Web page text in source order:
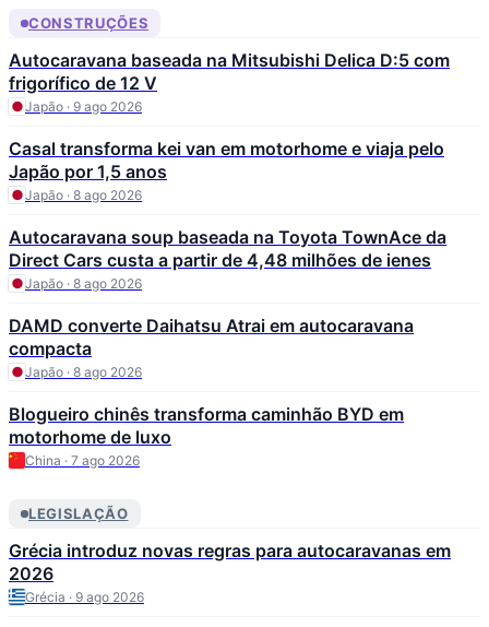
CONSTRUÇÕES
Autocaravana baseada na Mitsubishi Delica D:5 com
frigorífico de 12 V
Japão · 9 ago 2026
Casal transforma kei van em motorhome e viaja pelo
Japão por 1,5 anos
Japão · 8 ago 2026
Autocaravana soup baseada na Toyota TownAce da
Direct Cars custa a partir de 4,48 milhões de ienes
Japão · 8 ago 2026
DAMD converte Daihatsu Atrai em autocaravana
compacta
Japão · 8 ago 2026
Blogueiro chinês transforma caminhão BYD em
motorhome de luxo
China · 7 ago 2026
LEGISLAÇÃO
Grécia introduz novas regras para autocaravanas em
2026
Grécia · 9 ago 2026